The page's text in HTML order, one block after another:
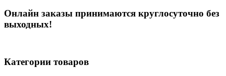
Онлайн заказы принимаются круглосуточно без
выходных!
Категории товаров